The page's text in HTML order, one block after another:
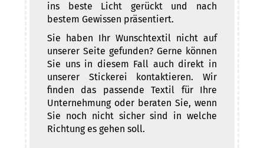
ins beste Licht gerückt und nach
bestem Gewissen präsentiert.
Sie haben Ihr Wunschtextil nicht auf
unserer Seite gefunden? Gerne können
Sie uns in diesem Fall auch direkt in
unserer Stickerei kontaktieren. Wir
finden das passende Textil für Ihre
Unternehmung oder beraten Sie, wenn
Sie noch nicht sicher sind in welche
Richtung es gehen soll.